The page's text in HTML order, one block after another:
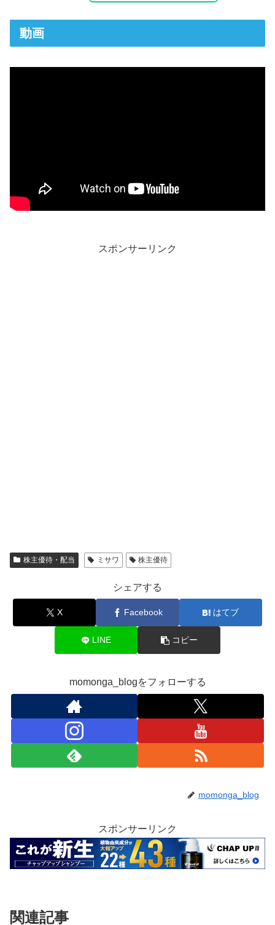
動画
スポンサーリンク
株主優待・配当 ミサワ 株主優待
シェアする
X Facebook はてブ
LINE コピー
momonga_blogをフォローする
momonga_blog
スポンサーリンク
関連記事